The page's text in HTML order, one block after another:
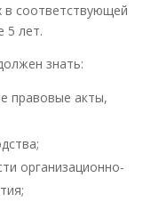
в соответствующей
5 лет.
знать:
правовые акты,
организационно-